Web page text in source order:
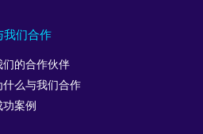
我们合作
们的合作伙伴
什么与我们合作
功案例